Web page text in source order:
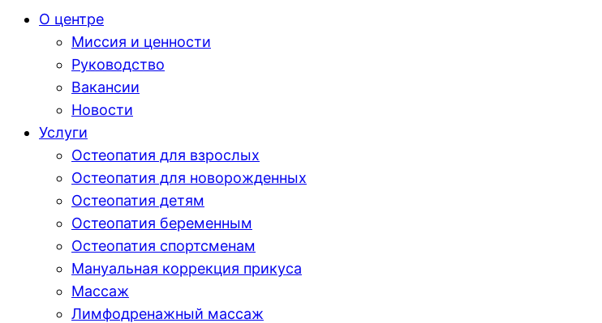
О центре
Миссия и ценности
Руководство
Вакансии
Новости
Услуги
Остеопатия для взрослых
Остеопатия для новорожденных
Остеопатия детям
Остеопатия беременным
Остеопатия спортсменам
Мануальная коррекция прикуса
Массаж
Лимфодренажный массаж